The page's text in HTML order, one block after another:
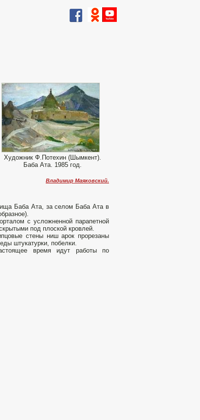
Художник Ф.Потехин (Шымкент).
Баба Ата. 1985 год.
Владимир Маяковский.
Баба Ата, за селом Баба Ата в
с усложненной парапетной
под плоской кровлей.
стены ниш арок прорезаны
штукатурки, побелки.
время идут работы по